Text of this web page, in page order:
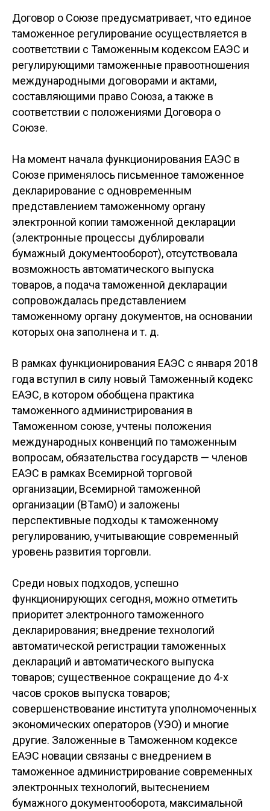
Договор о Союзе предусматривает, что единое
таможенное регулирование осуществляется в
соответствии с Таможенным кодексом ЕАЭС и
регулирующими таможенные правоотношения
международными договорами и актами,
составляющими право Союза, а также в
соответствии с положениями Договора о
Союзе.
На момент начала функционирования ЕАЭС в
Союзе применялось письменное таможенное
декларирование с одновременным
представлением таможенному органу
электронной копии таможенной декларации
(электронные процессы дублировали
бумажный документооборот), отсутствовала
возможность автоматического выпуска
товаров, а подача таможенной декларации
сопровождалась представлением
таможенному органу документов, на основании
которых она заполнена и т. д.
В рамках функционирования ЕАЭС с января 2018
года вступил в силу новый Таможенный кодекс
ЕАЭС, в котором обобщена практика
таможенного администрирования в
Таможенном союзе, учтены положения
международных конвенций по таможенным
вопросам, обязательства государств — членов
ЕАЭС в рамках Всемирной торговой
организации, Всемирной таможенной
организации (ВТамО) и заложены
перспективные подходы к таможенному
регулированию, учитывающие современный
уровень развития торговли.
Среди новых подходов, успешно
функционирующих сегодня, можно отметить
приоритет электронного таможенного
декларирования; внедрение технологий
автоматической регистрации таможенных
деклараций и автоматического выпуска
товаров; существенное сокращение до 4-х
часов сроков выпуска товаров;
совершенствование института уполномоченных
экономических операторов (УЭО) и многие
другие. Заложенные в Таможенном кодексе
ЕАЭС новации связаны с внедрением в
таможенное администрирование современных
электронных технологий, вытеснением
бумажного документооборота, максимальной